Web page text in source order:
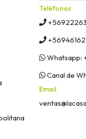
Teléfonos
Whatsapp:
Canal de
Email